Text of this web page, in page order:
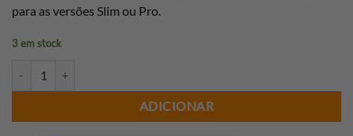
para as versões Slim ou Pro.
3 em stock
ADICIONAR